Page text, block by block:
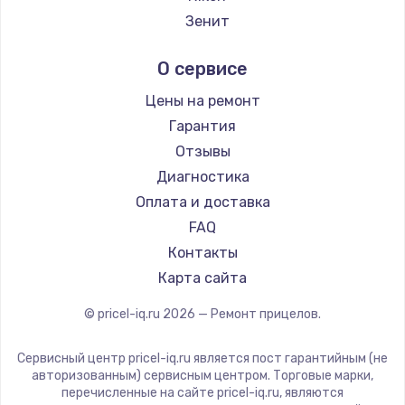
1300 руб.
Заказать
Техобслуживание
Заказать
Установка / подключение / демонтаж
1300 руб.
1400 руб.
Ремонт прицелов IWT
Ремонт прицелов NNPO
Ремонт прицелов Taigan
Ремонт прицелов Thermal Scope
Ремонт прицелов ConoTech
Ремонт прицелов Легат
Ремонт прицелов Athlon
Зенит
Artelv
Hakko
HALES
Leica
Vector Optics
Carl Zeiss
Zeiss
AGM Global Vision
Pilad
Venox
Holosun
О сервисе
Цены на ремонт
Гарантия
Отзывы
Диагностика
Оплата и доставка
FAQ
Контакты
Карта сайта
© pricel-iq.ru 2026 — Ремонт прицелов.
Сервисный центр pricel-iq.ru является пост гарантийным (не
авторизованным) сервисным центром. Торговые марки,
перечисленные на сайте pricel-iq.ru, являются